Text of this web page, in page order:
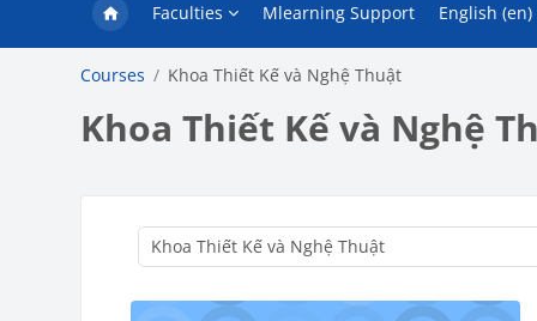
Faculties Mlearning Support English ‎(en)‎
Courses Khoa Thiết Kế và Nghệ Thuật
Khoa Thiết Kế và Nghệ